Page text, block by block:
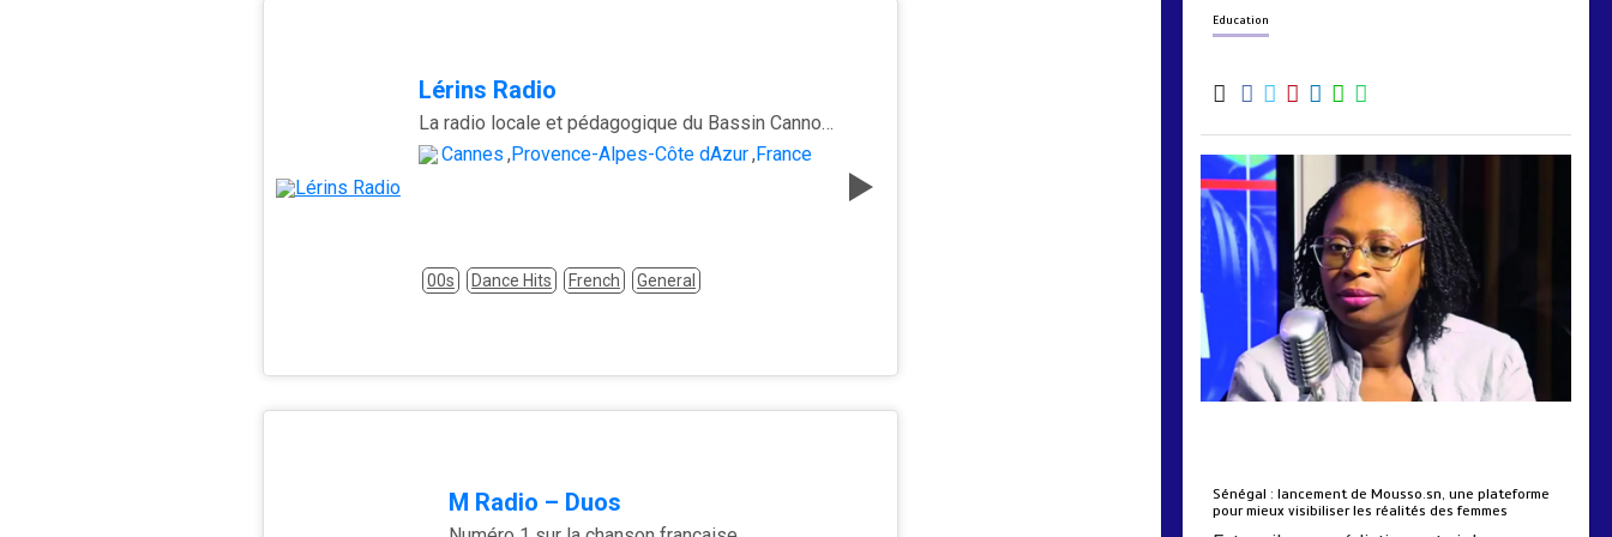
Lérins Radio
La radio locale et pédagogique du Bassin Cannois
Cannes ,Provence-Alpes-Côte dAzur,France
00s Dance Hits French General
M Radio – Duos
Education
Sénégal : lancement de Mousso.sn, une plateforme
pour mieux visibiliser les réalités des femmes